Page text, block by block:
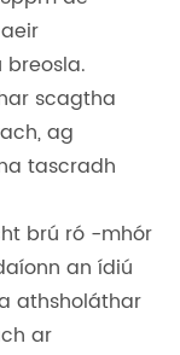
scagtha
ag
tascradh
brú ró -mhór
an ídiú
athsholáthar
ar